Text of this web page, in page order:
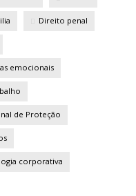
Direito penal
emocionais
de Proteção
corporativa